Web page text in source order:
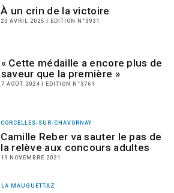
À un crin de la victoire
23 AVRIL 2025 | EDITION N°3931
« Cette médaille a encore plus de
saveur que la première »
7 AOÛT 2024 | EDITION N°3761
CORCELLES-SUR-CHAVORNAY
Camille Reber va sauter le pas de
la relève aux concours adultes
19 NOVEMBRE 2021
LA MAUGUETTAZ